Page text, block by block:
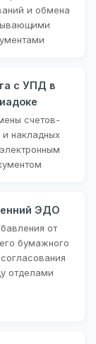
и обмена
с УПД в
счетов-
и накладных
ЭДО
от
бумажного
отделами